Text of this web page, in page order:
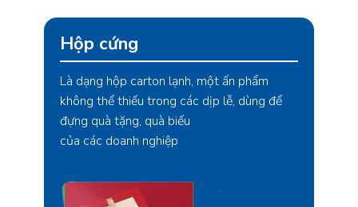
Hộp cứng
Là dạng hộp carton lạnh, một ấn phẩm
không thể thiếu trong các dịp lễ, dùng để
đựng quà tặng, quà biếu
của các doanh nghiệp